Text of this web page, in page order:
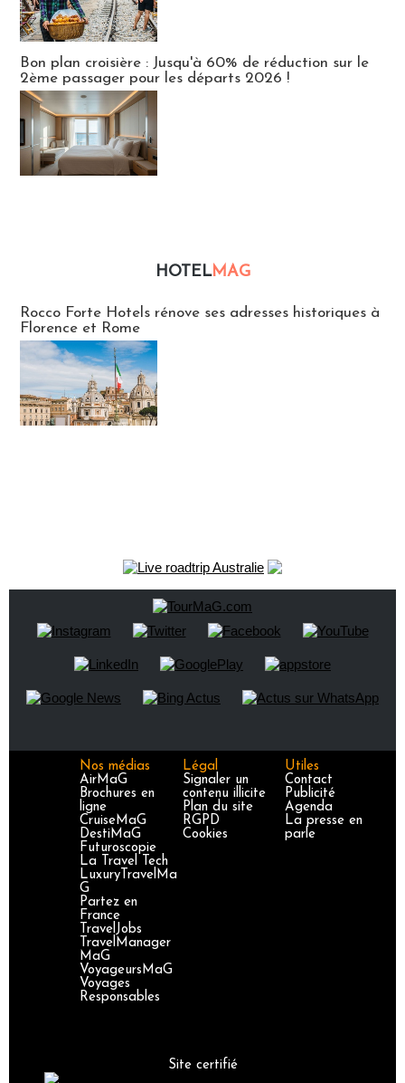
Bon plan croisière : Jusqu'à 60% de réduction sur le
2ème passager pour les départs 2026 !
HOTELMAG
Rocco Forte Hotels rénove ses adresses historiques à
Florence et Rome
Nos médias
AirMaG
Brochures en
ligne
CruiseMaG
DestiMaG
Futuroscopie
La Travel Tech
LuxuryTravelMa
G
Partez en
France
TravelJobs
TravelManager
MaG
VoyageursMaG
Voyages
Responsables
Légal
Signaler un
contenu illicite
Plan du site
RGPD
Cookies
Utiles
Contact
Publicité
Agenda
La presse en
parle
Site certifié